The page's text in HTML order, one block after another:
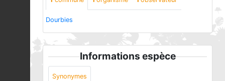
Dourbies
Informations espèce
Synonymes